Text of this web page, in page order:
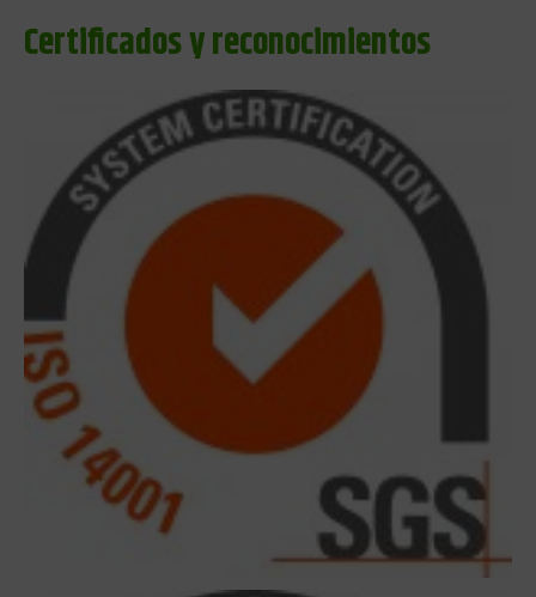
Certificados y reconocimientos